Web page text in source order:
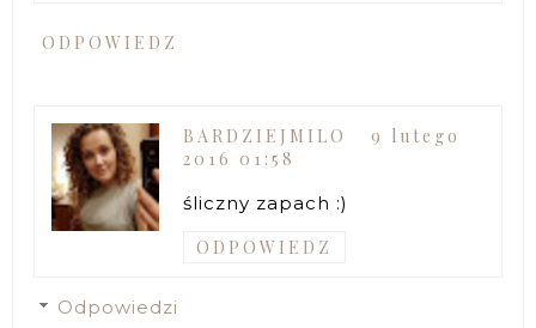
ODPOWIEDZ
BARDZIEJMILO
9 lutego
2016 01:58
śliczny zapach :)
ODPOWIEDZ
Odpowiedzi